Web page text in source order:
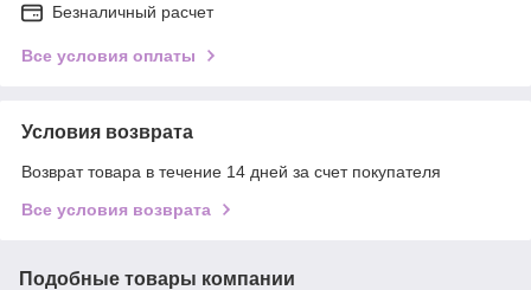
Безналичный расчет
Все условия оплаты
Условия возврата
Возврат товара в течение 14 дней за счет покупателя
Все условия возврата
Подобные товары компании